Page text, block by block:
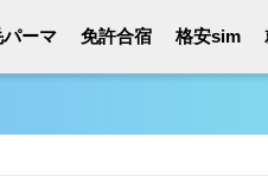
パーマ 免許合宿 格安sim